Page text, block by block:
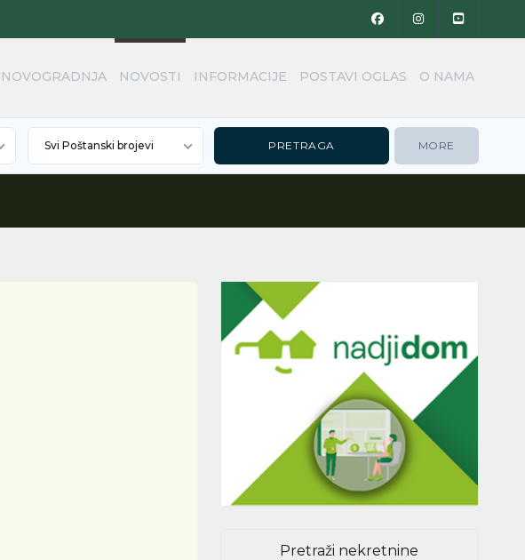
NOVOGRADNJA NOVOSTI INFORMACIJE POSTAVI OGLAS O NAMA
Svi Poštanski brojevi MORE
Pretraži nekretnine